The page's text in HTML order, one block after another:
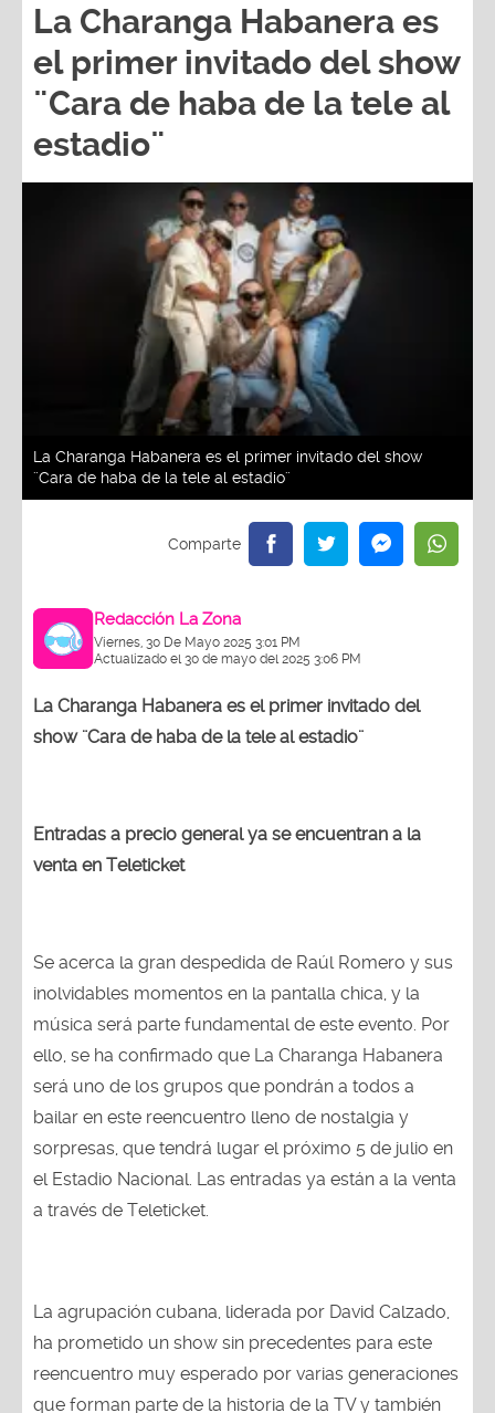
La Charanga Habanera es
el primer invitado del show
¨Cara de haba de la tele al
estadio¨
La Charanga Habanera es el primer invitado del show
¨Cara de haba de la tele al estadio¨
Redacción La Zona
Viernes, 30 De Mayo 2025 3:01 PM
Actualizado el 30 de mayo del 2025 3:06 PM
La Charanga Habanera es el primer invitado del
show ¨Cara de haba de la tele al estadio¨
Entradas a precio general ya se encuentran a la
venta en Teleticket
Se acerca la gran despedida de Raúl Romero y sus
inolvidables momentos en la pantalla chica, y la
música será parte fundamental de este evento. Por
ello, se ha confirmado que La Charanga Habanera
será uno de los grupos que pondrán a todos a
bailar en este reencuentro lleno de nostalgia y
sorpresas, que tendrá lugar el próximo 5 de julio en
el Estadio Nacional. Las entradas ya están a la venta
a través de Teleticket.
La agrupación cubana, liderada por David Calzado,
ha prometido un show sin precedentes para este
reencuentro muy esperado por varias generaciones
que forman parte de la historia de la TV y también